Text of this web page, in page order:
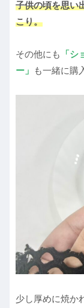
子供の頃を思い
こり。
その他にも 「シ
ー」
も一緒に購
少し厚めに焼か